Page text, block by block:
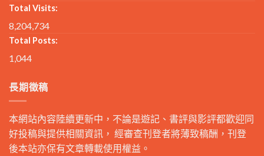
Total Visits:
8,204,734
Total Posts:
1,044
長期徵稿
本網站內容陸續更新中，不論是遊記、書評與影評都歡迎同
好投稿與提供相關資訊， 經審查刊登者將薄致稿酬，刊登
後本站亦保有文章轉載使用權益。